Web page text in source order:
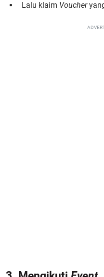
Lalu klaim Voucher